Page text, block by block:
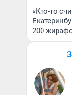
«Кто-то
200